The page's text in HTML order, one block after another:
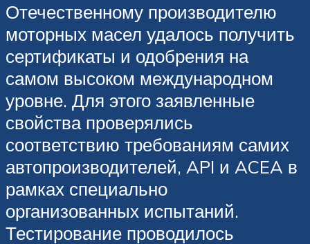
Отечественному производителю
моторных масел удалось получить
сертификаты и одобрения на
самом высоком международном
уровне. Для этого заявленные
свойства проверялись
соответствию требованиям самих
автопроизводителей, API и ACEA в
рамках специально
организованных испытаний.
Тестирование проводилось